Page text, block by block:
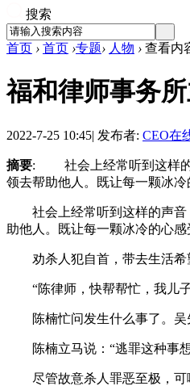
搜索
首页 › 首页 ›专题› 人物 › 查看内
福和律师事务
2022-7-25 10:45| 发布者: CEO在
摘要: 社会上经常听到这样的
领去帮助他人。既让每一颗冰冷
社会上经常听到这样的声音，
助他人。既让每一颗冰冷的心
劝杀人犯自首，带去生活希
“陈律师，快帮帮忙，我儿子
陈楠忙问发生什么事了。吴先
陈楠立马说：“逃罪这种事想
尽管故意杀人罪恶至极，可